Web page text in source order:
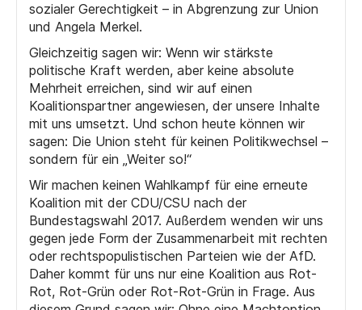
sozialer Gerechtigkeit – in Abgrenzung zur Union
und Angela Merkel.
Gleichzeitig sagen wir: Wenn wir stärkste
politische Kraft werden, aber keine absolute
Mehrheit erreichen, sind wir auf einen
Koalitionspartner angewiesen, der unsere Inhalte
mit uns umsetzt. Und schon heute können wir
sagen: Die Union steht für keinen Politikwechsel –
sondern für ein „Weiter so!“
Wir machen keinen Wahlkampf für eine erneute
Koalition mit der CDU/CSU nach der
Bundestagswahl 2017. Außerdem wenden wir uns
gegen jede Form der Zusammenarbeit mit rechten
oder rechtspopulistischen Parteien wie der AfD.
Daher kommt für uns nur eine Koalition aus Rot-
Rot, Rot-Grün oder Rot-Rot-Grün in Frage. Aus